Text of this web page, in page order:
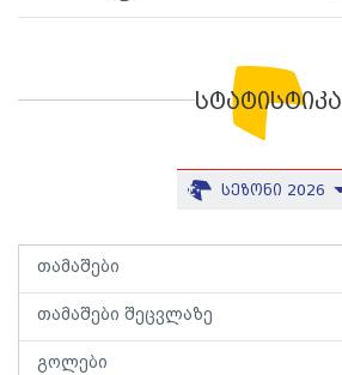
სტატისტიკა
სეზონი 2026
თამაშები
თამაშები შეცვლაზე
გოლები